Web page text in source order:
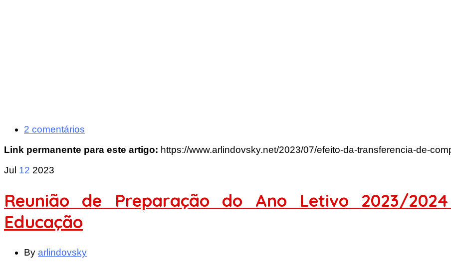
2 comentários
Link permanente para este artigo: https://www.arlindovsky.net/2023/07/efeito-da-transferencia-de-
Jul 12 2023
Reunião de Preparação do Ano Letivo 2023/
Educação
By arlindovsky